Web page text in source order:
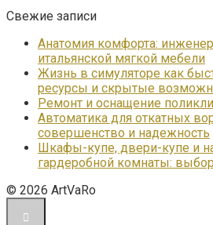
Свежие записи
Анатомия комфорта:
итальянской мягкой мебели
Жизнь в симуляторе как
ресурсы и скрытые
Ремонт и оснащение
Автоматика для откатных
совершенство и надежность
Шкафы-купе, двери-купе и
гардеробной комнаты:
© 2026 ArtVaRo